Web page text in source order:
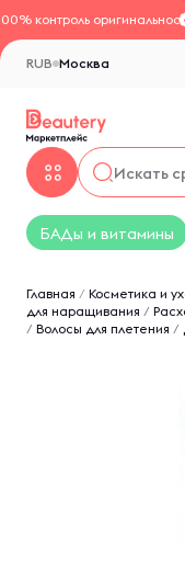
контроль
Москва
RUB
БАДы и витамины
Главная / Косметика и
для наращивания /
/ Волосы для плетения /